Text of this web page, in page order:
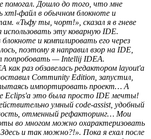
помогал. Дошло до того, что мне
xml-файл в обычном блокноте и
«Тьфу ты, чорт!», сказал я в гневе
использовать эту коварную IDE.
и компилировать его через
поэтому я направил взор на IDE,
попробовать — Intellij IDEA.
раз обзавелась редактором layout'a
Community Edition, запустил,
импортировать проект… А
Eclips'a это была просто IDE мечты!
умный code-assist, удобный
отменный рефакторинг… Мои
во многом можно охарактеризовать
и так можно?!». Пока я ехал после